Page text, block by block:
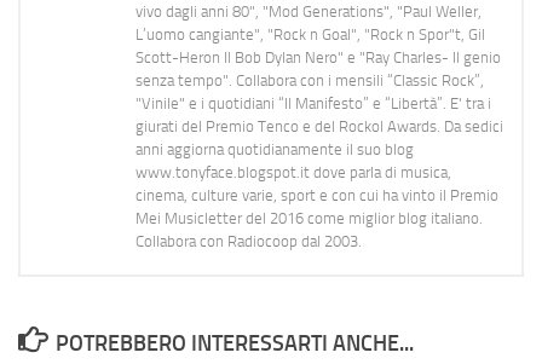
vivo dagli anni 80", "Mod Generations", "Paul Weller,
L’uomo cangiante", "Rock n Goal", "Rock n Spor"t, Gil
Scott-Heron Il Bob Dylan Nero" e "Ray Charles- Il genio
senza tempo". Collabora con i mensili “Classic Rock”,
"Vinile" e i quotidiani “Il Manifesto” e “Libertà”. E' tra i
giurati del Premio Tenco e del Rockol Awards. Da sedici
anni aggiorna quotidianamente il suo blog
www.tonyface.blogspot.it dove parla di musica,
cinema, culture varie, sport e con cui ha vinto il Premio
Mei Musicletter del 2016 come miglior blog italiano.
Collabora con Radiocoop dal 2003.
POTREBBERO INTERESSARTI ANCHE...